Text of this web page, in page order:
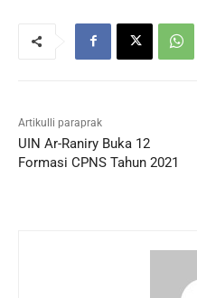
Artikulli paraprak
UIN Ar-Raniry Buka 12
Formasi CPNS Tahun 2021